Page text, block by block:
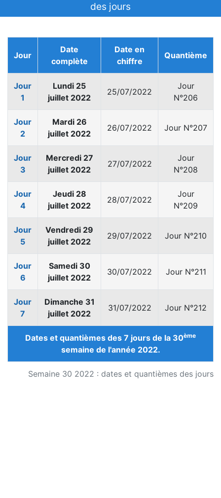
des jours
Semaine 30 2022 : dates et quantièmes des jours
Jour
Date
complète
Date en
chiffre
Quantième
Jour
1
Lundi 25
juillet 2022
25/07/2022
Jour
N°206
Jour
2
Mardi 26
juillet 2022
26/07/2022 Jour N°207
Jour
3
Mercredi 27
juillet 2022
27/07/2022
Jour
N°208
Jour
4
Jeudi 28
juillet 2022
28/07/2022
Jour
N°209
Jour
5
Vendredi 29
juillet 2022
29/07/2022 Jour N°210
Jour
6
Samedi 30
juillet 2022
30/07/2022 Jour N°211
Jour
7
Dimanche 31
juillet 2022
31/07/2022 Jour N°212
Dates et quantièmes des 7 jours de la 30ème
semaine de l'année 2022.